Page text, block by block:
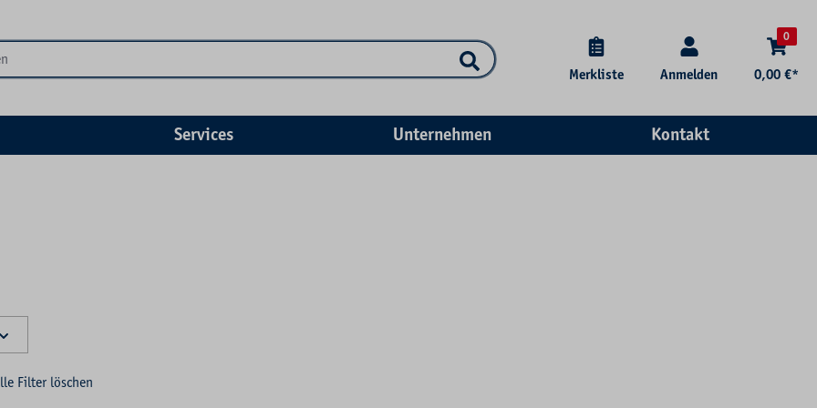
Merkliste Anmelden
0
0,00 €*
Services Unternehmen Kontakt
Filter löschen